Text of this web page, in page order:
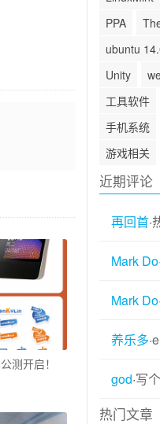
测开启！
PPA
ubuntu
Unity
工具软件
手机系统
游戏相关
近期评论
再回首·
Mark Do·
Mark Do·
养乐多·
god·写
热门文章